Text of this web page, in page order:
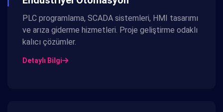
PLC programlama, SCADA sistemleri, HMI tasarımı
ve arıza giderme hizmetleri. Proje geliştirme odaklı
kalıcı çözümler.
Detaylı Bilgi